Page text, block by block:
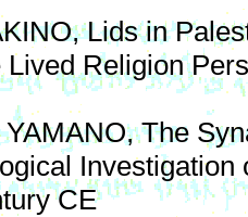
Lids in
Lived Religion
The
Investigation
CE